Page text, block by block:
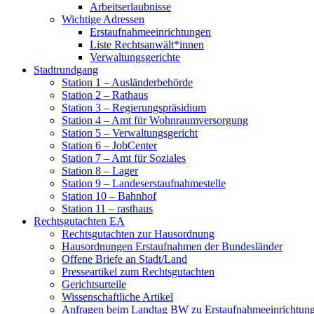
Arbeitserlaubnisse
Wichtige Adressen
Erstaufnahmeeinrichtungen
Liste Rechtsanwält*innen
Verwaltungsgerichte
Stadtrundgang
Station 1 – Ausländerbehörde
Station 2 – Rathaus
Station 3 – Regierungspräsidium
Station 4 – Amt für Wohnraumversorgung
Station 5 – Verwaltungsgericht
Station 6 – JobCenter
Station 7 – Amt für Soziales
Station 8 – Lager
Station 9 – Landeserstaufnahmestelle
Station 10 – Bahnhof
Station 11 – rasthaus
Rechtsgutachten EA
Rechtsgutachten zur Hausordnung
Hausordnungen Erstaufnahmen der Bundesländer
Offene Briefe an Stadt/Land
Presseartikel zum Rechtsgutachten
Gerichtsurteile
Wissenschaftliche Artikel
Anfragen beim Landtag BW zu